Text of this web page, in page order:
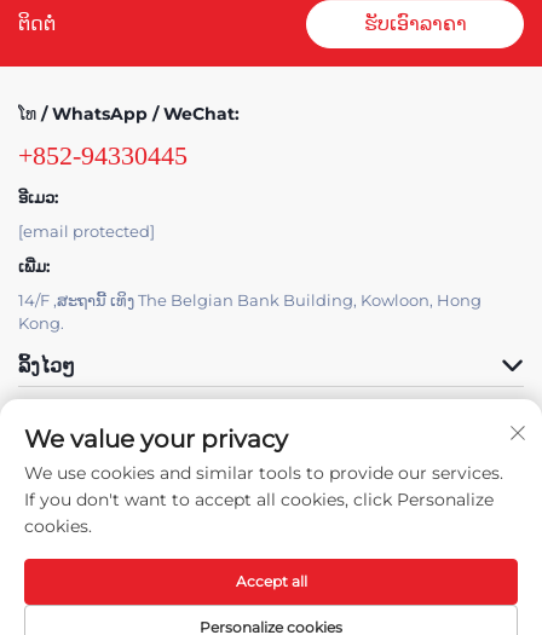
ຕິດຕໍ່ ຮັບເອົາລາຄາ
ໂທ / WhatsApp / WeChat:
+852-94330445
ອີເມວ:
[email protected]
ເພີ່ມ:
14/F ,ສະຖານີ້ ເທິງ The Belgian Bank Building, Kowloon, Hong
Kong.
ລິ້ງໄວໆ
ສິດຂອງການປະຕິບັດ © 2025 ຕາມທີ່ໄວໂດເຊີລີມິຕ. -ນະໂຍບາຍຄວາມເປັນສ່ວນຕົວ
We value your privacy
We use cookies and similar tools to provide our services.
If you don't want to accept all cookies, click Personalize
cookies.
Personalize cookies
Accept all